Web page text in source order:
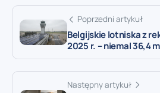
Poprzedni artykuł
Belgijskie lotniska z
2025 r. – niemal 36,4
Następny artykuł